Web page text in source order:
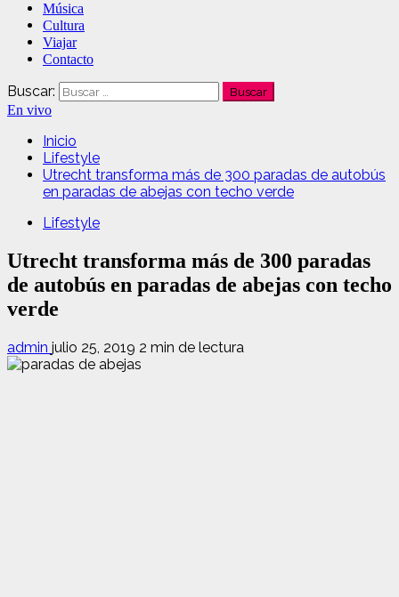
Música
Cultura
Viajar
Contacto
Buscar:
En vivo
Inicio
Lifestyle
Utrecht transforma más de 300 paradas de autobús
en paradas de abejas con techo verde
Lifestyle
Utrecht transforma más de 300 paradas
de autobús en paradas de abejas con techo
verde
admin julio 25, 2019 2 min de lectura